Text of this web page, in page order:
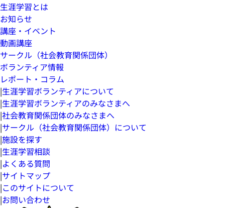
生涯学習とは
お知らせ
講座・イベント
動画講座
サークル（社会教育関係団体）
ボランティア情報
レポート・コラム
|生涯学習ボランティアについて
|生涯学習ボランティアのみなさまへ
|社会教育関係団体のみなさまへ
|サークル（社会教育関係団体）について
|施設を探す
|生涯学習相談
|よくある質問
|サイトマップ
|このサイトについて
|お問い合わせ